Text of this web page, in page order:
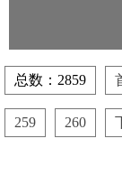
总数：2859
259 260